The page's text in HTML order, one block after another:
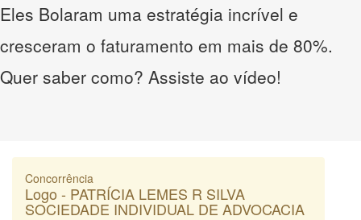
Eles Bolaram uma estratégia incrível e
cresceram o faturamento em mais de 80%.
Quer saber como? Assiste ao vídeo!
Concorrência
Logo - PATRÍCIA LEMES R SILVA
SOCIEDADE INDIVIDUAL DE ADVOCACIA